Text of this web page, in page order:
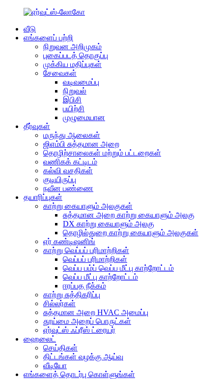
வீடு
எங்களைப் பற்றி
நிறுவன அறிமுகம்
புகைப்படத் தொகுப்பு
முக்கிய மதிப்புகள்
சேவைகள்
வடிவமைப்பு
நிறுவல்
இபிசி
பயிற்சி
முழுமையான
தீர்வுகள்
மருந்து ஆலைகள்
ஜிஎம்பி சுத்தமான அறை
தொழிற்சாலைகள் மற்றும் பட்டறைகள்
வணிகக் கட்டிடம்
கல்வி வசதிகள்
குடியிருப்பு
நவீன பண்ணை
தயாரிப்புகள்
காற்று கையாளும் அலகுகள்
சுத்தமான அறை காற்று கையாளும் அலகு
DX காற்று கையாளும் அலகு
தொழில்துறை காற்று கையாளும் அலகுகள்
ஏர் கண்டிஷனிங்
காற்று வெப்பப் பரிமாற்றிகள்
வெப்பப் பரிமாற்றிகள்
வெப்ப பம்ப் வெப்ப மீட்பு காற்றோட்டம்
வெப்ப மீட்பு காற்றோட்டம்
ஈரப்பத நீக்கம்
காற்று சுத்திகரிப்பு
சில்லர்கள்
சுத்தமான அறை HVAC அமைப்பு
தூய்மை அறைப் பொருட்கள்
ஏர்வுட்ஸ் ஃப்ரீஸ் ட்ரையர்
ஹைலைட்
செய்திகள்
திட்டங்கள் வழக்கு ஆய்வு
வீடியோ
எங்களைத் தொடர்பு கொள்ளுங்கள்